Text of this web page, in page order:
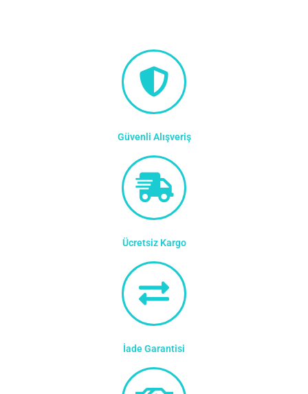
Güvenli Alışveriş
Ücretsiz Kargo
İade Garantisi